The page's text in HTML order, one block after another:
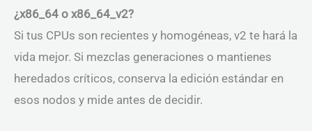
¿x86_64 o x86_64_v2?
Si tus CPUs son recientes y homogéneas, v2 te hará la
vida mejor. Si mezclas generaciones o mantienes
heredados críticos, conserva la edición estándar en
esos nodos y mide antes de decidir.